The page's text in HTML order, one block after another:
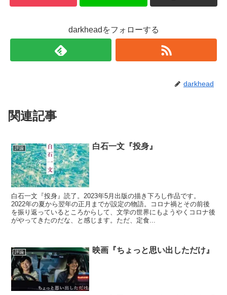
darkheadをフォローする
darkhead
関連記事
評論 白石一文『投身』
白石一文『投身』読了。2023年5月出版の描き下ろし作品です。
2022年の夏から翌年の正月までが設定の物語。コロナ禍とその前後
を振り返っているところからして、文学の世界にもようやくコロナ後
がやってきたのだな、と感じます。ただ、定食...
評論 映画『ちょっと思い出しただけ』